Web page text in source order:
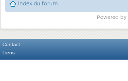
Index du forum
Powered by
Contact
Liens